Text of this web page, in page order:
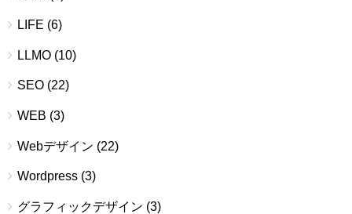
LIFE (6)
LLMO (10)
SEO (22)
WEB (3)
Webデザイン (22)
Wordpress (3)
グラフィックデザイン (3)